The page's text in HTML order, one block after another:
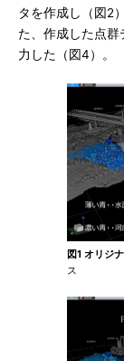
タを作成し（図2
た、作成した点
力した（図4）。
図1 オリジ
ス